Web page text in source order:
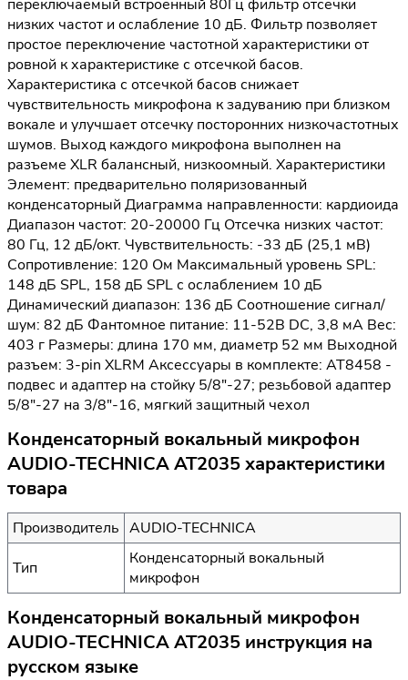
переключаемый встроенный 80Гц фильтр отсечки
низких частот и ослабление 10 дБ. Фильтр позволяет
простое переключение частотной характеристики от
ровной к характеристике с отсечкой басов.
Характеристика с отсечкой басов снижает
чувствительность микрофона к задуванию при близком
вокале и улучшает отсечку посторонних низкочастотных
шумов. Выход каждого микрофона выполнен на
разъеме XLR балансный, низкоомный. Характеристики
Элемент: предварительно поляризованный
конденсаторный Диаграмма направленности: кардиоида
Диапазон частот: 20-20000 Гц Отсечка низких частот:
80 Гц, 12 дБ/окт. Чувствительность: -33 дБ (25,1 мВ)
Сопротивление: 120 Ом Максимальный уровень SPL:
148 дБ SPL, 158 дБ SPL с ослаблением 10 дБ
Динамический диапазон: 136 дБ Соотношение сигнал/
шум: 82 дБ Фантомное питание: 11-52В DC, 3,8 мА Вес:
403 г Размеры: длина 170 мм, диаметр 52 мм Выходной
разъем: 3-pin XLRM Аксессуары в комплекте: AT8458 -
подвес и адаптер на стойку 5/8"-27; резьбовой адаптер
5/8"-27 на 3/8"-16, мягкий защитный чехол
Конденсаторный вокальный микрофон
AUDIO-TECHNICA AT2035 характеристики
товара
Производитель AUDIO-TECHNICA
Тип
Конденсаторный вокальный
микрофон
Конденсаторный вокальный микрофон
AUDIO-TECHNICA AT2035 инструкция на
русском языке